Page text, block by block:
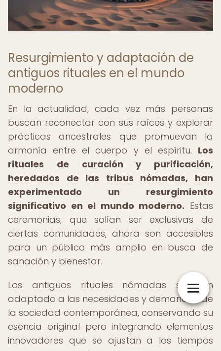
Resurgimiento y adaptación de
antiguos rituales en el mundo
moderno
En la actualidad, cada vez más personas
buscan reconectar con sus raíces y explorar
prácticas ancestrales que promuevan la
armonía entre el cuerpo y el espíritu. Los
rituales de curación y purificación,
heredados de las tribus nómadas, han
experimentado un resurgimiento
significativo en el mundo moderno. Estas
ceremonias, que solían ser exclusivas de
ciertas comunidades, ahora son accesibles
para un público más amplio en busca de
sanación y bienestar.
Los antiguos rituales nómadas se han
adaptado a las necesidades y demandas de
la sociedad contemporánea, conservando su
esencia original pero integrando elementos
innovadores que se ajustan a los tiempos